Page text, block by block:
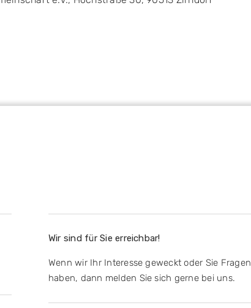
Wir sind für Sie erreichbar!
Wenn wir Ihr Interesse geweckt oder Sie Fragen
haben, dann melden Sie sich gerne bei uns.